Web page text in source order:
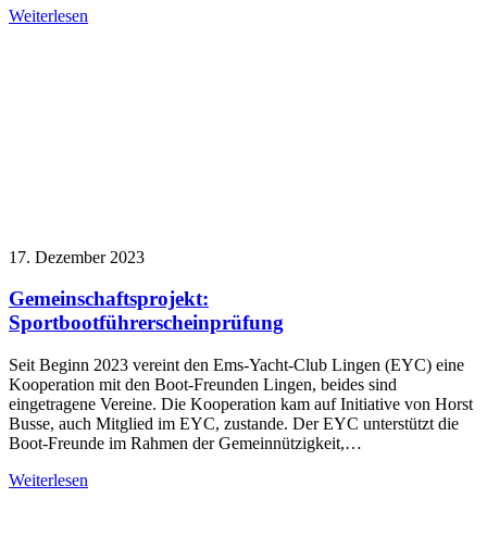
Weiterlesen
17. Dezember 2023
Gemeinschaftsprojekt:
Sportbootführerscheinprüfung
Seit Beginn 2023 vereint den Ems-Yacht-Club Lingen (EYC) eine
Kooperation mit den Boot-Freunden Lingen, beides sind
eingetragene Vereine. Die Kooperation kam auf Initiative von Horst
Busse, auch Mitglied im EYC, zustande. Der EYC unterstützt die
Boot-Freunde im Rahmen der Gemeinnützigkeit,…
Weiterlesen